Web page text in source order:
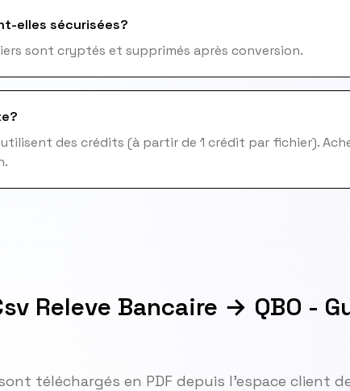
elles sécurisées?
sont cryptés et supprimés après conversion.
des crédits (à partir de 1 crédit par fichier).
Releve Bancaire → QBO -
téléchargés en PDF depuis l'espace client